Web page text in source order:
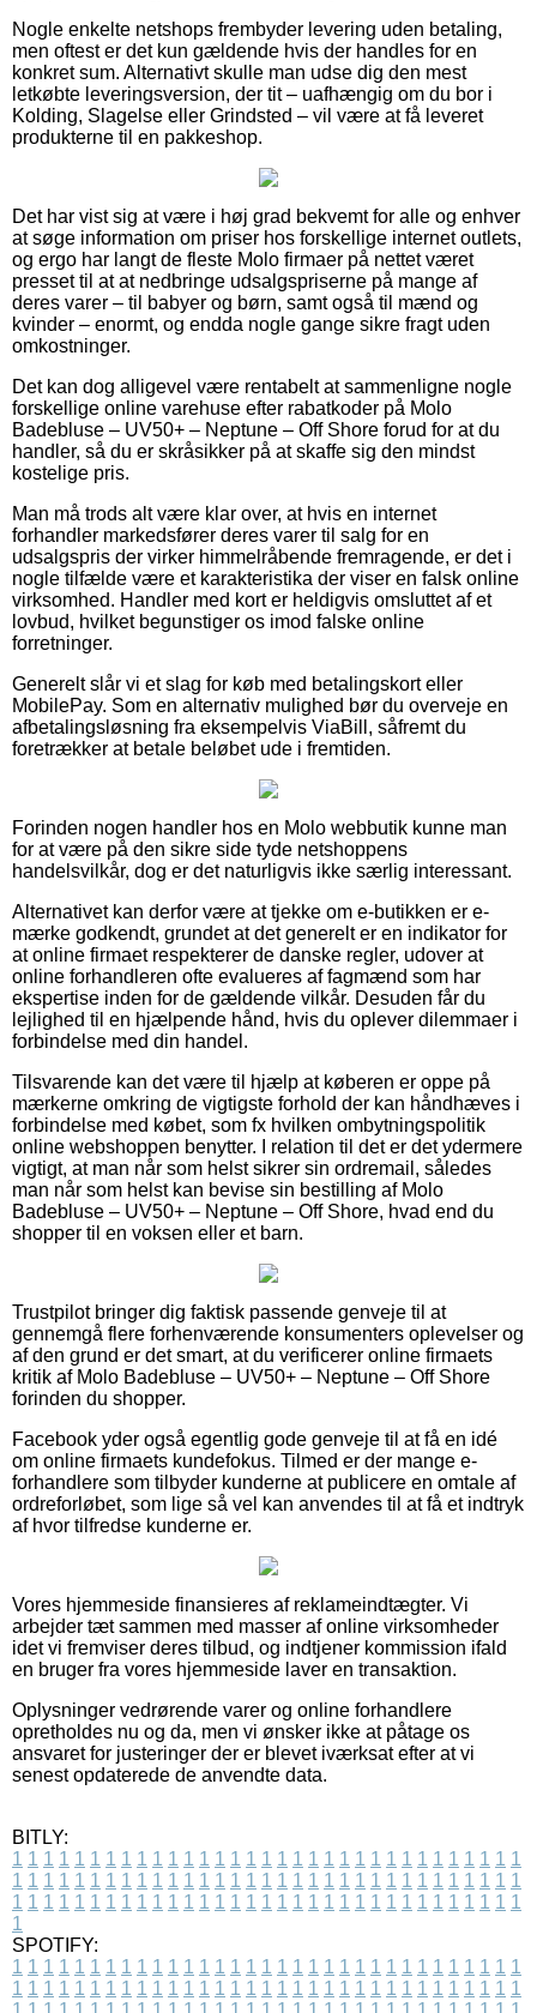
Nogle enkelte netshops frembyder levering uden betaling,
men oftest er det kun gældende hvis der handles for en
konkret sum. Alternativt skulle man udse dig den mest
letkøbte leveringsversion, der tit – uafhængig om du bor i
Kolding, Slagelse eller Grindsted – vil være at få leveret
produkterne til en pakkeshop.
Det har vist sig at være i høj grad bekvemt for alle og enhver
at søge information om priser hos forskellige internet outlets,
og ergo har langt de fleste Molo firmaer på nettet været
presset til at at nedbringe udsalgspriserne på mange af
deres varer – til babyer og børn, samt også til mænd og
kvinder – enormt, og endda nogle gange sikre fragt uden
omkostninger.
Det kan dog alligevel være rentabelt at sammenligne nogle
forskellige online varehuse efter rabatkoder på Molo
Badebluse – UV50+ – Neptune – Off Shore forud for at du
handler, så du er skråsikker på at skaffe sig den mindst
kostelige pris.
Man må trods alt være klar over, at hvis en internet
forhandler markedsfører deres varer til salg for en
udsalgspris der virker himmelråbende fremragende, er det i
nogle tilfælde være et karakteristika der viser en falsk online
virksomhed. Handler med kort er heldigvis omsluttet af et
lovbud, hvilket begunstiger os imod falske online
forretninger.
Generelt slår vi et slag for køb med betalingskort eller
MobilePay. Som en alternativ mulighed bør du overveje en
afbetalingsløsning fra eksempelvis ViaBill, såfremt du
foretrækker at betale beløbet ude i fremtiden.
Forinden nogen handler hos en Molo webbutik kunne man
for at være på den sikre side tyde netshoppens
handelsvilkår, dog er det naturligvis ikke særlig interessant.
Alternativet kan derfor være at tjekke om e-butikken er e-
mærke godkendt, grundet at det generelt er en indikator for
at online firmaet respekterer de danske regler, udover at
online forhandleren ofte evalueres af fagmænd som har
ekspertise inden for de gældende vilkår. Desuden får du
lejlighed til en hjælpende hånd, hvis du oplever dilemmaer i
forbindelse med din handel.
Tilsvarende kan det være til hjælp at køberen er oppe på
mærkerne omkring de vigtigste forhold der kan håndhæves i
forbindelse med købet, som fx hvilken ombytningspolitik
online webshoppen benytter. I relation til det er det ydermere
vigtigt, at man når som helst sikrer sin ordremail, således
man når som helst kan bevise sin bestilling af Molo
Badebluse – UV50+ – Neptune – Off Shore, hvad end du
shopper til en voksen eller et barn.
Trustpilot bringer dig faktisk passende genveje til at
gennemgå flere forhenværende konsumenters oplevelser og
af den grund er det smart, at du verificerer online firmaets
kritik af Molo Badebluse – UV50+ – Neptune – Off Shore
forinden du shopper.
Facebook yder også egentlig gode genveje til at få en idé
om online firmaets kundefokus. Tilmed er der mange e-
forhandlere som tilbyder kunderne at publicere en omtale af
ordreforløbet, som lige så vel kan anvendes til at få et indtryk
af hvor tilfredse kunderne er.
Vores hjemmeside finansieres af reklameindtægter. Vi
arbejder tæt sammen med masser af online virksomheder
idet vi fremviser deres tilbud, og indtjener kommission ifald
en bruger fra vores hjemmeside laver en transaktion.
Oplysninger vedrørende varer og online forhandlere
opretholdes nu og da, men vi ønsker ikke at påtage os
ansvaret for justeringer der er blevet iværksat efter at vi
senest opdaterede de anvendte data.
BITLY:
1 1 1 1 1 1 1 1 1 1 1 1 1 1 1 1 1 1 1 1 1 1 1 1 1 1 1 1 1 1 1 1 1
1 1 1 1 1 1 1 1 1 1 1 1 1 1 1 1 1 1 1 1 1 1 1 1 1 1 1 1 1 1 1 1 1
1 1 1 1 1 1 1 1 1 1 1 1 1 1 1 1 1 1 1 1 1 1 1 1 1 1 1 1 1 1 1 1 1
1
SPOTIFY:
1 1 1 1 1 1 1 1 1 1 1 1 1 1 1 1 1 1 1 1 1 1 1 1 1 1 1 1 1 1 1 1 1
1 1 1 1 1 1 1 1 1 1 1 1 1 1 1 1 1 1 1 1 1 1 1 1 1 1 1 1 1 1 1 1 1